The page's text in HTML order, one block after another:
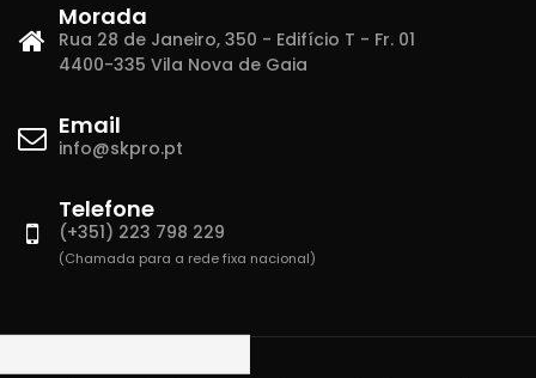
Morada
Rua 28 de Janeiro, 350 - Edifício T - Fr. 01
4400-335 Vila Nova de Gaia
Email
info@skpro.pt
Telefone
(+351) 223 798 229
(Chamada para a rede fixa nacional)